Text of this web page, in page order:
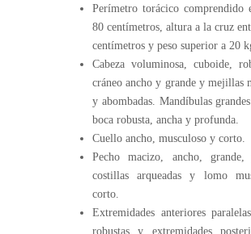
Perímetro torácico comprendido
80 centímetros, altura a la cruz
centímetros y peso superior a 20
Cabeza voluminosa, cuboide,
cráneo ancho y grande y mejillas
y abombadas. Mandíbulas
boca robusta, ancha y profunda.
Cuello ancho, musculoso y corto.
Pecho macizo, ancho, grande,
costillas arqueadas y lomo
corto.
Extremidades anteriores
robustas y extremidades